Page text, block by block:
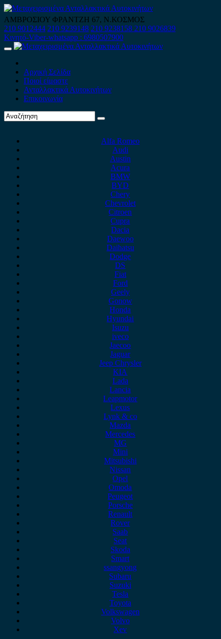
Skip
to
content
ΑΜΒΡΟΣΙΟΥ ΦΡΑΝΤΖΗ 67, Ν.ΚΟΣΜΟΣ
210 9012444 210 9239148 210 9238158 210 9026839
Κινητό-Viber-whatsapp : 6980507900
Primary
Αρχική Σελίδα
Ποιοί είμαστε
Ανταλλακτικά Αυτοκινήτων
Επικοινωνία
Alfa Romeo
Audi
Austin
Acura
BMW
BYD
Chery
Chevrolet
Citroen
Cupra
Dacia
Daewoo
Daihatsu
Dodge
DS
Fiat
Ford
Geely
Gonow
Honda
Hyundai
Isuzu
iveco
Jaecoo
Jaguar
Jeep Chrysler
KIA
Lada
Lancia
Leapmotor
Lexus
Lynk & co
Mazda
Mercedes
MG
Mini
Mitsubishi
Nissan
Opel
Omoda
Peugeot
Porsche
Renault
Rover
Saab
Seat
Skoda
Smart
ssangyong
Subaru
Suzuki
Tesla
Toyota
Volkswagen
Volvo
Xev